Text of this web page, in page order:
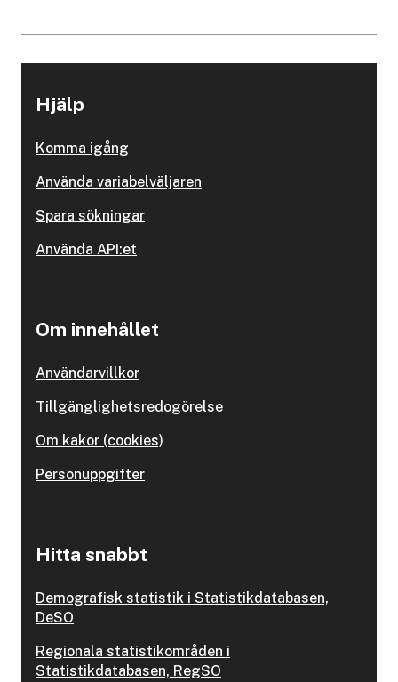
Hjälp
Komma igång
Använda variabelväljaren
Spara sökningar
Använda API:et
Om innehållet
Användarvillkor
Tillgänglighetsredogörelse
Om kakor (cookies)
Personuppgifter
Hitta snabbt
Demografisk statistik i Statistikdatabasen,
DeSO
Regionala statistikområden i
Statistikdatabasen, RegSO